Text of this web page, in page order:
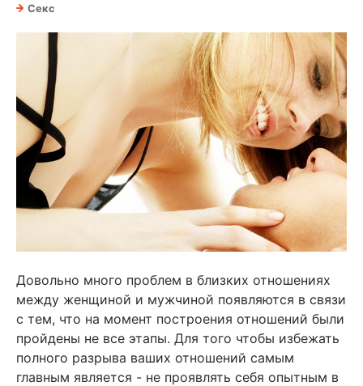
Секс
Довольно много проблем в близких отношениях
между женщиной и мужчиной появляются в связи
с тем, что на момент построения отношений были
пройдены не все этапы. Для того чтобы избежать
полного разрыва ваших отношений самым
главным является - не проявлять себя опытным в